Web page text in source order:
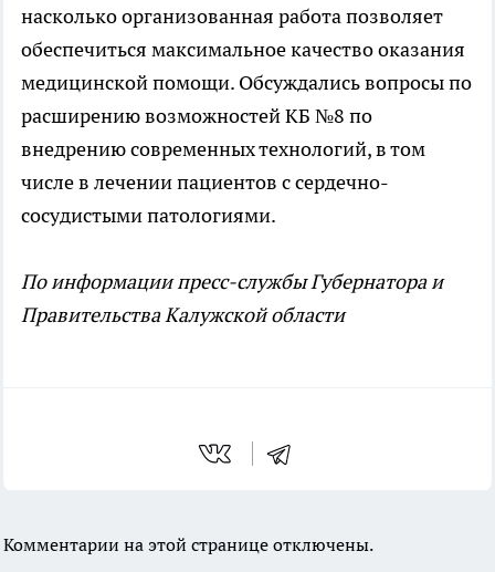
насколько организованная работа позволяет
обеспечиться максимальное качество оказания
медицинской помощи. Обсуждались вопросы по
расширению возможностей КБ №8 по
внедрению современных технологий, в том
числе в лечении пациентов с сердечно-
сосудистыми патологиями.
По информации пресс-службы Губернатора и
Правительства Калужской области
Комментарии на этой странице отключены.